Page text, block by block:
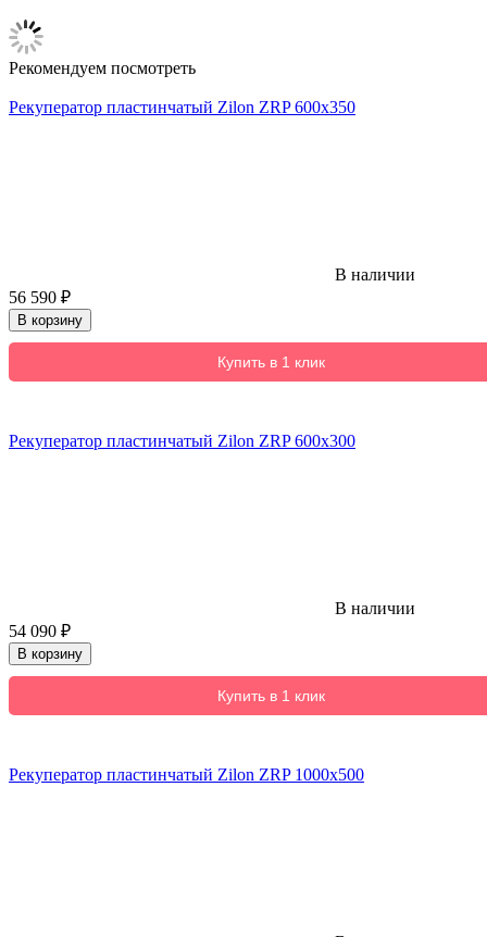
Рекомендуем посмотреть
Рекуператор пластинчатый Zilon ZRP 600x350
В наличии
56 590 ₽
В корзину
Купить в 1 клик
Рекуператор пластинчатый Zilon ZRP 600x300
В наличии
54 090 ₽
В корзину
Купить в 1 клик
Рекуператор пластинчатый Zilon ZRP 1000x500